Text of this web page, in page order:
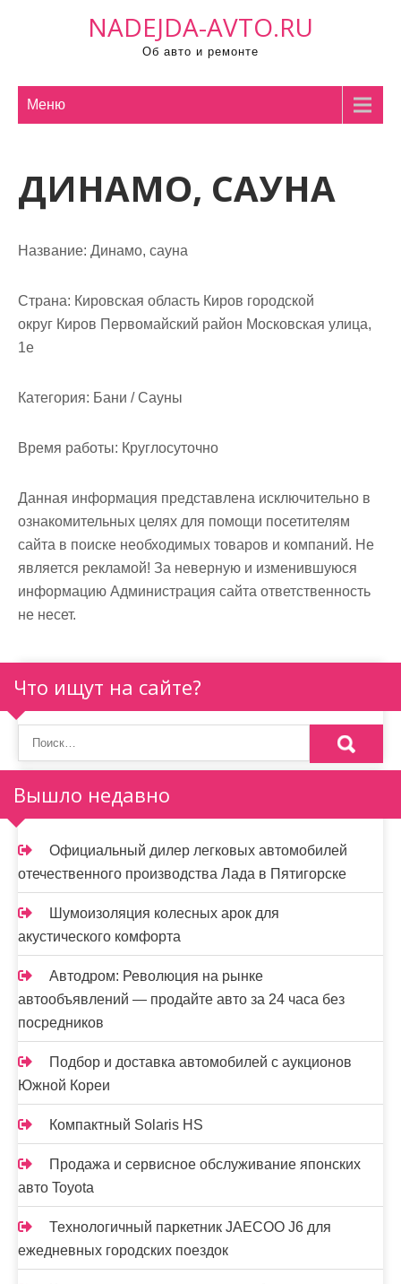
NADEJDA-AVTO.RU
Об авто и ремонте
Меню
ДИНАМО, САУНА
Название: Динамо, сауна
Страна: Кировская область Киров городской
округ Киров Первомайский район Московская улица,
1е
Категория: Бани / Сауны
Время работы: Круглосуточно
Данная информация представлена исключительно в
ознакомительных целях для помощи посетителям
сайта в поиске необходимых товаров и компаний. Не
является рекламой! За неверную и изменившуюся
информацию Администрация сайта ответственность
не несет.
Что ищут на сайте?
Вышло недавно
Официальный дилер легковых автомобилей
отечественного производства Лада в Пятигорске
Шумоизоляция колесных арок для
акустического комфорта
Автодром: Революция на рынке
автообъявлений — продайте авто за 24 часа без
посредников
Подбор и доставка автомобилей с аукционов
Южной Кореи
Компактный Solaris HS
Продажа и сервисное обслуживание японских
авто Toyota
Технологичный паркетник JAECOO J6 для
ежедневных городских поездок